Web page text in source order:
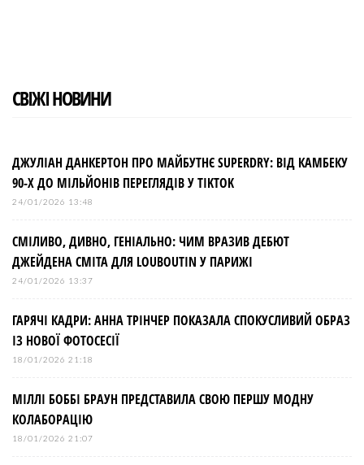
СВІЖІ НОВИНИ
ДЖУЛІАН ДАНКЕРТОН ПРО МАЙБУТНЄ SUPERDRY: ВІД КАМБЕКУ
90-Х ДО МІЛЬЙОНІВ ПЕРЕГЛЯДІВ У TIKTOK
24/01/2026 13:48
СМІЛИВО, ДИВНО, ГЕНІАЛЬНО: ЧИМ ВРАЗИВ ДЕБЮТ
ДЖЕЙДЕНА СМІТА ДЛЯ LOUBOUTIN У ПАРИЖІ
24/01/2026 13:37
ГАРЯЧІ КАДРИ: АННА ТРІНЧЕР ПОКАЗАЛА СПОКУСЛИВИЙ ОБРАЗ
ІЗ НОВОЇ ФОТОСЕСІЇ
18/01/2026 21:18
МІЛЛІ БОББІ БРАУН ПРЕДСТАВИЛА СВОЮ ПЕРШУ МОДНУ
КОЛАБОРАЦІЮ
18/01/2026 21:07